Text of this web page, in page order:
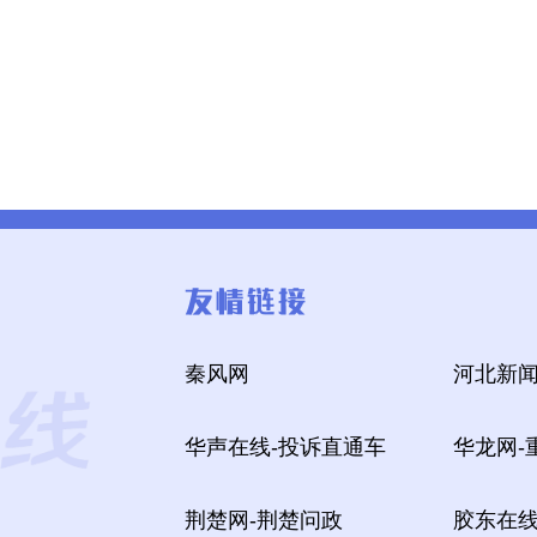
秦风网 河北新
华声在线-投诉直通车 华龙网-
荆楚网-荆楚问政 胶东在